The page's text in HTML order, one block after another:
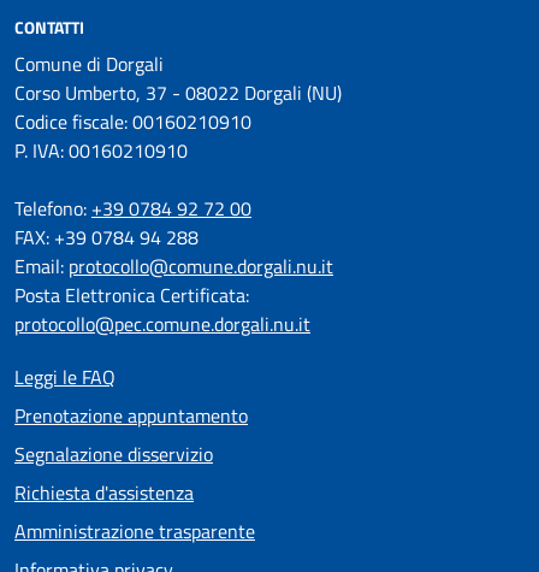
CONTATTI
Comune di Dorgali
Corso Umberto, 37 - 08022 Dorgali (NU)
Codice fiscale: 00160210910
P. IVA: 00160210910
Telefono: +39 0784 92 72 00
FAX: +39 0784 94 288
Email: protocollo@comune.dorgali.nu.it
Posta Elettronica Certificata:
protocollo@pec.comune.dorgali.nu.it
Leggi le FAQ
Prenotazione appuntamento
Segnalazione disservizio
Richiesta d'assistenza
Amministrazione trasparente